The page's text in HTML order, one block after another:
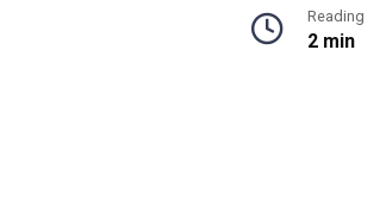
Reading
2 min